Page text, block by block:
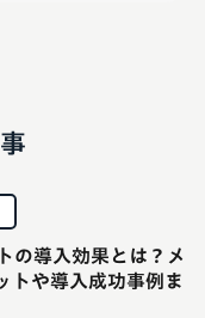
の導入効果とは？メ
トや導入成功事例ま